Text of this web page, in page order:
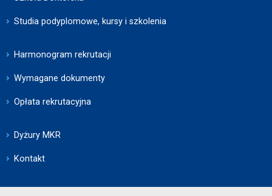
Studia podyplomowe, kursy i szkolenia
Harmonogram rekrutacji
Wymagane dokumenty
Opłata rekrutacyjna
Dyżury MKR
Kontakt